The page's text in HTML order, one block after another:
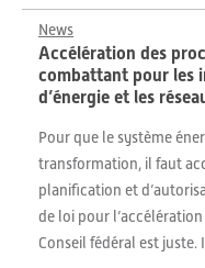
News
Accélération des
combattant pour les
d’énergie et les
Pour que le système
transformation, il faut
planification et
de loi pour
Conseil fédéral est juste.